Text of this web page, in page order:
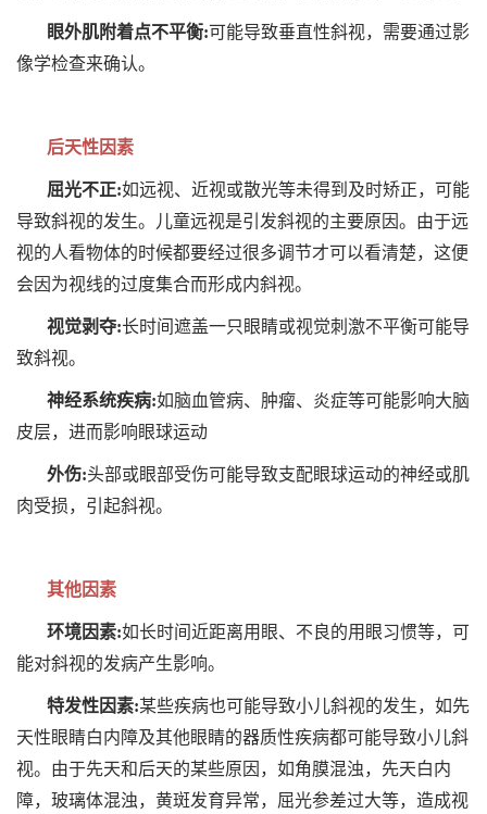
眼外肌附着点不平衡:可能导致垂直性斜视，需要通过影
像学检查来确认。
后天性因素
屈光不正:如远视、近视或散光等未得到及时矫正，可能
导致斜视的发生。儿童远视是引发斜视的主要原因。由于远
视的人看物体的时候都要经过很多调节才可以看清楚，这便
会因为视线的过度集合而形成内斜视。
视觉剥夺:长时间遮盖一只眼睛或视觉刺激不平衡可能导
致斜视。
神经系统疾病:如脑血管病、肿瘤、炎症等可能影响大脑
皮层，进而影响眼球运动
外伤:头部或眼部受伤可能导致支配眼球运动的神经或肌
肉受损，引起斜视。
其他因素
环境因素:如长时间近距离用眼、不良的用眼习惯等，可
能对斜视的发病产生影响。
特发性因素:某些疾病也可能导致小儿斜视的发生，如先
天性眼睛白内障及其他眼睛的器质性疾病都可能导致小儿斜
视。由于先天和后天的某些原因，如角膜混浊，先天白内
障，玻璃体混浊，黄斑发育异常，屈光参差过大等，造成视